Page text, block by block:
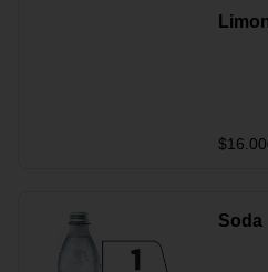
Soda